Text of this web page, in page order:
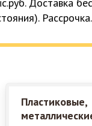
Пластиковые,